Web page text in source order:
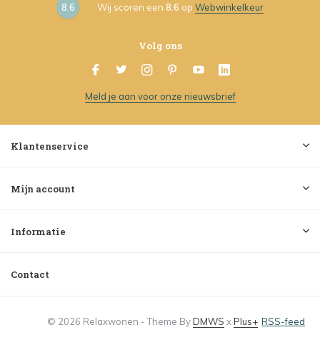
8.6 Wij scoren een 8.6 op Webwinkelkeur
Volg ons
Meld je aan voor onze nieuwsbrief
Klantenservice
Mijn account
Informatie
Contact
© 2026 Relaxwonen - Theme ByDMWS xPlus+ RSS-feed